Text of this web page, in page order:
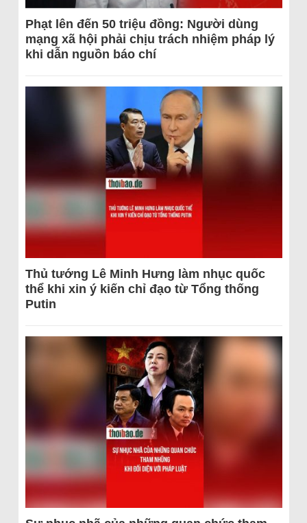
Phạt lên đến 50 triệu đồng: Người dùng
mạng xã hội phải chịu trách nhiệm pháp lý
khi dẫn nguồn báo chí
Thủ tướng Lê Minh Hưng làm nhục quốc
thể khi xin ý kiến chỉ đạo từ Tổng thống
Putin